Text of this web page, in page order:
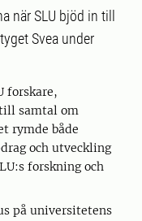
när SLU bjöd in till
Svea under
forskare,
samtal om
rymde både
och utveckling
forskning och
på universitetens